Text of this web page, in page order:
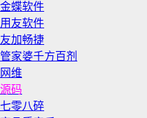
金蝶软件
用友软件
友加畅捷
管家婆千方百剂
网维
源码
七零八碎